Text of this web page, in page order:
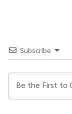
Subscribe